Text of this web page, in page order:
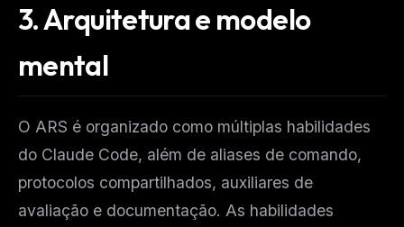
3.Arquitetura e modelo
mental
O ARS é organizado como múltiplas habilidades
do Claude Code, além de aliases de comando,
protocolos compartilhados, auxiliares de
avaliação e documentação. As habilidades